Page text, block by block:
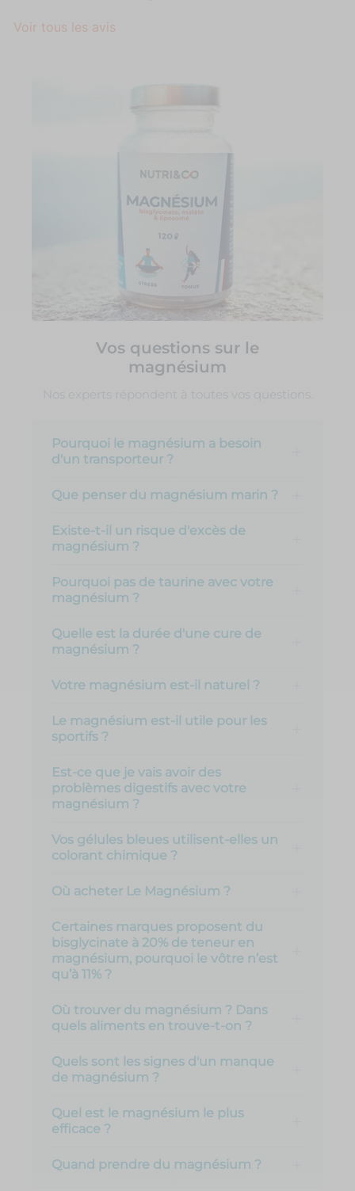
Voir tous les avis
Vos questions sur le
magnésium
Nos experts répondent à toutes vos questions.
Pourquoi le magnésium a besoin
d'un transporteur ?
Que penser du magnésium marin ?
Existe-t-il un risque d'excès de
magnésium ?
Pourquoi pas de taurine avec votre
magnésium ?
Quelle est la durée d'une cure de
magnésium ?
Votre magnésium est-il naturel ?
Le magnésium est-il utile pour les
sportifs ?
Est-ce que je vais avoir des
problèmes digestifs avec votre
magnésium ?
Vos gélules bleues utilisent-elles un
colorant chimique ?
Où acheter Le Magnésium ?
Certaines marques proposent du
bisglycinate à 20% de teneur en
magnésium, pourquoi le vôtre n’est
qu’à 11% ?
Où trouver du magnésium ? Dans
quels aliments en trouve-t-on ?
Quels sont les signes d'un manque
de magnésium ?
Quel est le magnésium le plus
efficace ?
Quand prendre du magnésium ?